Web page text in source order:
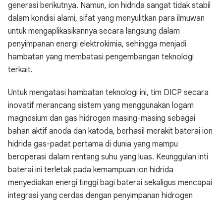
generasi berikutnya. Namun, ion hidrida sangat tidak stabil
dalam kondisi alami, sifat yang menyulitkan para ilmuwan
untuk mengaplikasikannya secara langsung dalam
penyimpanan energi elektrokimia, sehingga menjadi
hambatan yang membatasi pengembangan teknologi
terkait.
Untuk mengatasi hambatan teknologi ini, tim DICP secara
inovatif merancang sistem yang menggunakan logam
magnesium dan gas hidrogen masing-masing sebagai
bahan aktif anoda dan katoda, berhasil merakit baterai ion
hidrida gas-padat pertama di dunia yang mampu
beroperasi dalam rentang suhu yang luas. Keunggulan inti
baterai ini terletak pada kemampuan ion hidrida
menyediakan energi tinggi bagi baterai sekaligus mencapai
integrasi yang cerdas dengan penyimpanan hidrogen